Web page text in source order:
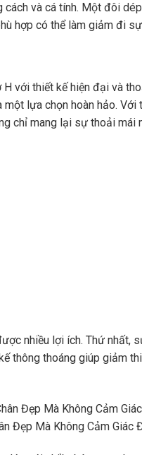
và cá tính. Một đôi
hợp có thể làm giảm đi
với thiết kế hiện đại và
một lựa chọn hoàn hảo. Với
chỉ mang lại sự thoải mái
nhiều lợi ích. Thứ nhất,
thông thoáng giúp giảm
Đẹp Mà Không Cảm Giác